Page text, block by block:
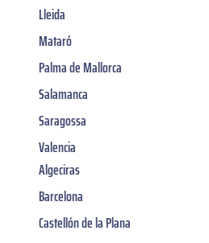
Lleida
Mataró
Palma de Mallorca
Salamanca
Saragossa
Valencia
Algeciras
Barcelona
Castellón de la Plana